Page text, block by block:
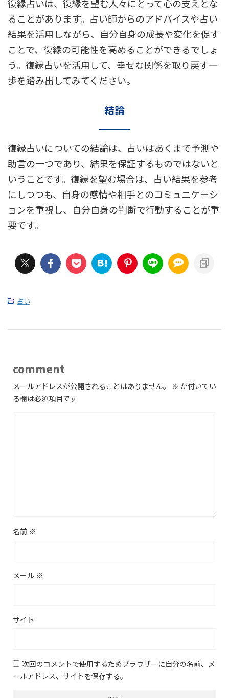
復縁占いは、復縁を望む人々にとって心の支えとな
ることがあります。占い師からのアドバイスや占い
結果を活用しながら、自分自身の成長や変化を促す
ことで、復縁の可能性を高めることができるでしょ
う。復縁占いを活用して、幸せな関係を取り戻す一
歩を踏み出してみてください。
結論
復縁占いについての結論は、占いはあくまで予測や
助言の一つであり、結果を保証するものではないと
いうことです。復縁を望む場合は、占い結果を参考
にしつつも、自身の感情や相手とのコミュニケーシ
ョンを重視し、自分自身の判断で行動することが重
要です。
-占い
comment
メールアドレスが公開されることはありません。 ※ が付いてい
る欄は必須項目です
名前 ※
メール ※
サイト
次回のコメントで使用するためブラウザーに自分の名前、メ
ールアドレス、サイトを保存する。